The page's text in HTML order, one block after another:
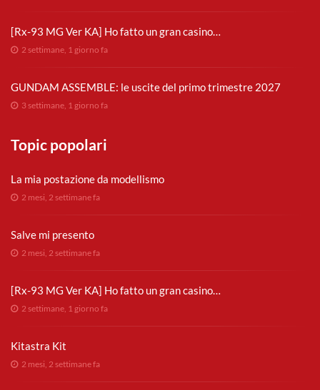
[Rx-93 MG Ver KA] Ho fatto un gran casino…
2 settimane, 1 giorno fa
GUNDAM ASSEMBLE: le uscite del primo trimestre 2027
3 settimane, 1 giorno fa
Topic popolari
La mia postazione da modellismo
2 mesi, 2 settimane fa
Salve mi presento
2 mesi, 2 settimane fa
[Rx-93 MG Ver KA] Ho fatto un gran casino…
2 settimane, 1 giorno fa
Kitastra Kit
2 mesi, 2 settimane fa